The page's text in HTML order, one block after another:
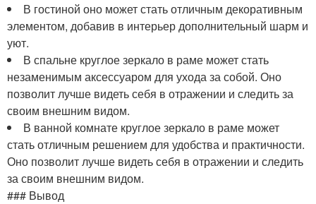
В гостиной оно может стать отличным декоративным
элементом, добавив в интерьер дополнительный шарм и
уют.
В спальне круглое зеркало в раме может стать
незаменимым аксессуаром для ухода за собой. Оно
позволит лучше видеть себя в отражении и следить за
своим внешним видом.
В ванной комнате круглое зеркало в раме может
стать отличным решением для удобства и практичности.
Оно позволит лучше видеть себя в отражении и следить
за своим внешним видом.
### Вывод